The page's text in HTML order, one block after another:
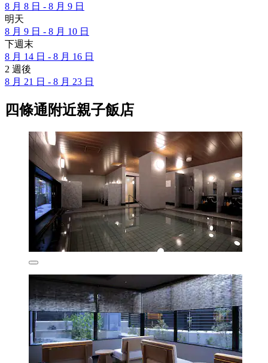
8 月 8 日 - 8 月 9 日
明天
8 月 9 日 - 8 月 10 日
下週末
8 月 14 日 - 8 月 16 日
2 週後
8 月 21 日 - 8 月 23 日
四條通附近親子飯店